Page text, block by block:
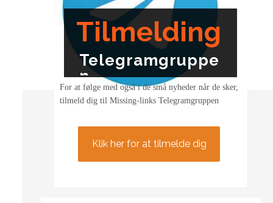
Tilmelding
Telegramgruppe
n
For at følge med også i de små nyheder når de sker,
tilmeld dig til Missing-links Telegramgruppen
Klik her for at tilmelde dig